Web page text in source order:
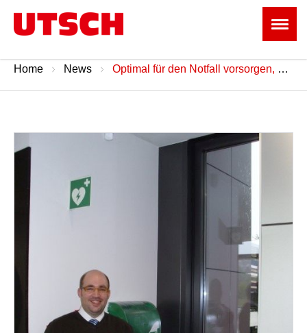
Home News Optimal für den Notfall vorsorgen, der hoffentlich nicht eintritt